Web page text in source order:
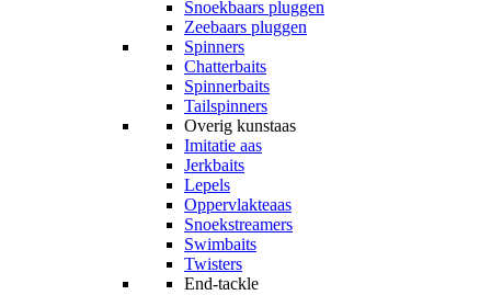
Snoekbaars pluggen
Zeebaars pluggen
Spinners
Chatterbaits
Spinnerbaits
Tailspinners
Overig kunstaas
Imitatie aas
Jerkbaits
Lepels
Oppervlakteaas
Snoekstreamers
Swimbaits
Twisters
End-tackle